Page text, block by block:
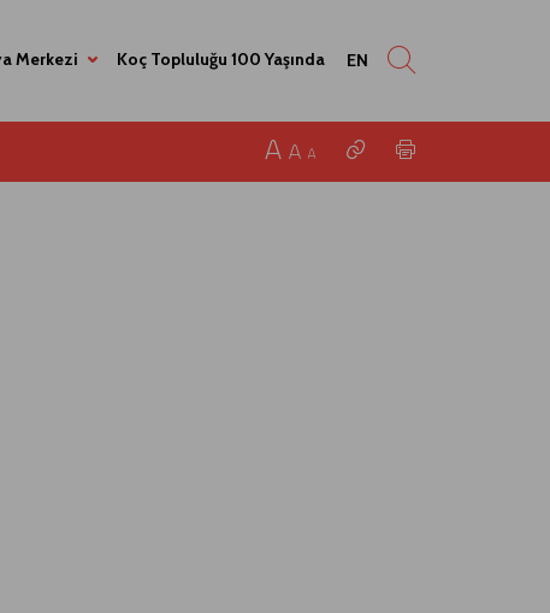
Merkezi Koç Topluluğu 100 Yaşında EN